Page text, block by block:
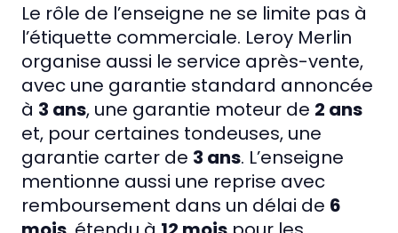
Le rôle de l’enseigne ne se limite pas à
l’étiquette commerciale. Leroy Merlin
organise aussi le service après-vente,
avec une garantie standard annoncée
à 3 ans, une garantie moteur de 2 ans
et, pour certaines tondeuses, une
garantie carter de 3 ans. L’enseigne
mentionne aussi une reprise avec
remboursement dans un délai de 6